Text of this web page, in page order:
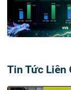
Tin Tức Liên